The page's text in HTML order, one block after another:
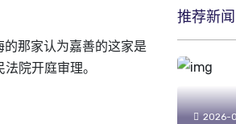
那家认为嘉善的这家是
院开庭审理。
推荐新闻
2026-